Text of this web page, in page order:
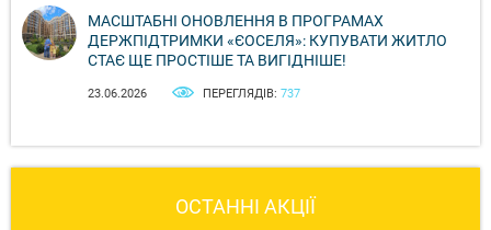
МАСШТАБНІ ОНОВЛЕННЯ В ПРОГРАМАХ
ДЕРЖПІДТРИМКИ «ЄОСЕЛЯ»: КУПУВАТИ ЖИТЛО
СТАЄ ЩЕ ПРОСТІШЕ ТА ВИГІДНІШЕ!
23.06.2026 ПЕРЕГЛЯДІВ: 737
ОСТАННІ АКЦІЇ